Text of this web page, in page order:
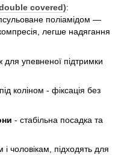
covered):
поліамідом —
легше надягання
для упевненої підтримки
під коліном - фіксація без
- стабільна посадка та
чоловікам, підходять для